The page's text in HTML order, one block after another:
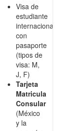
Visa de
estudiante
internacional
con
pasaporte
(tipos de
visa: M,
J, F)
Tarjeta
Matricula
Consular
(México
y la